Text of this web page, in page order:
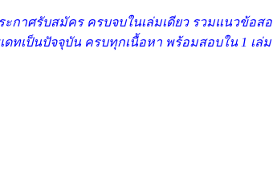
กาศรับสมัคร ครบจบในเล่มเดียว รวมแนวข้อส
ทเป็นปัจจุบัน ครบทุกเนื้อหา พร้อมสอบใน 1 เล่ม